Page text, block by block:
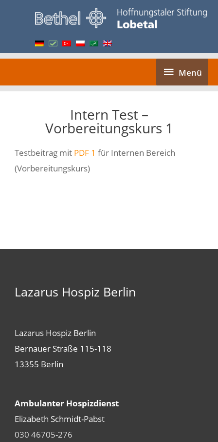
Menü
Menü
Intern Test –
Vorbereitungskurs 1
Testbeitrag mit PDF 1 für Internen Bereich
(Vorbereitungskurs)
Lazarus Hospiz Berlin
Lazarus Hospiz Berlin
Bernauer Straße 115-118
13355 Berlin
Ambulanter Hospizdienst
Elizabeth Schmidt-Pabst
030 46705-276